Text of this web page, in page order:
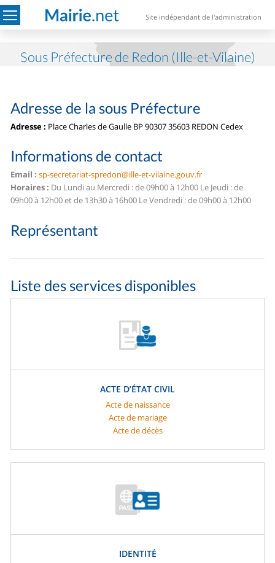
Site indépendant de l'administration
Sous Préfecture de Redon (Ille-et-Vilaine)
Adresse de la sous Préfecture
Adresse : Place Charles de Gaulle BP 90307 35603 REDON Cedex
Informations de contact
Email : sp-secretariat-spredon@ille-et-vilaine.gouv.fr
Horaires : Du Lundi au Mercredi : de 09h00 à 12h00 Le Jeudi : de
09h00 à 12h00 et de 13h30 à 16h00 Le Vendredi : de 09h00 à 12h00
Représentant
Liste des services disponibles
ACTE D’ÉTAT CIVIL
Acte de naissance
Acte de mariage
Acte de décès
IDENTITÉ